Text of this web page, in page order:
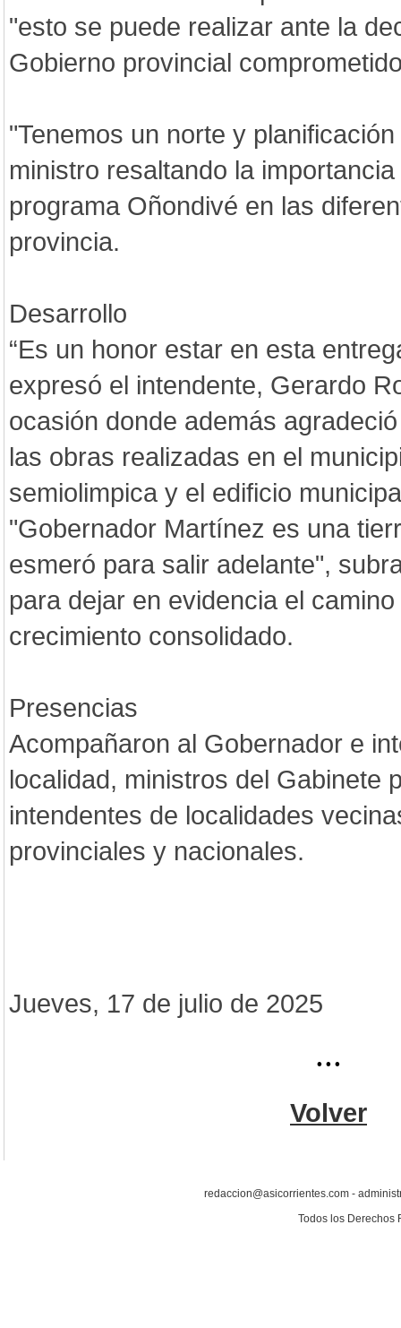
"esto se puede realizar ante la
Gobierno provincial
"Tenemos un norte y
ministro resaltando la
programa Oñondivé en las
provincia.
Desarrollo
“Es un honor estar en esta
expresó el intendente, Gerardo
ocasión donde además
las obras realizadas en el
semiolimpica y el edificio
"Gobernador Martínez es una
esmeró para salir adelante",
para dejar en evidencia el
crecimiento consolidado.
Presencias
Acompañaron al Gobernador e
localidad, ministros del Gabinete
intendentes de localidades
provinciales y nacionales.
Jueves, 17 de julio de 2025
...
Volver
redaccion@asicorrientes.com -
Todos los Derechos